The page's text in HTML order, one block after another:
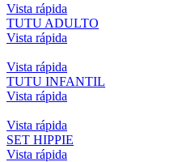
Vista rápida
TUTU ADULTO
Vista rápida
Vista rápida
TUTU INFANTIL
Vista rápida
Vista rápida
SET HIPPIE
Vista rápida